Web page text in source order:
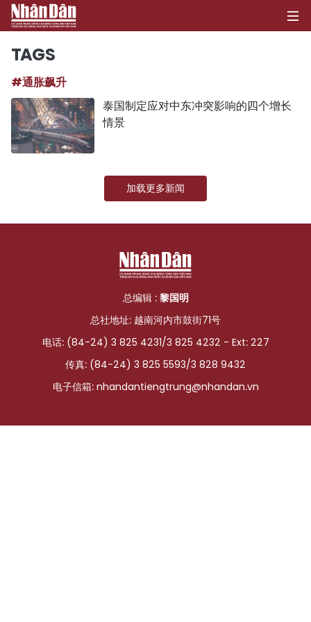
政治
社会
环保
文化
体育
国际
旅游
友谊桥梁
史海
TAGS
#通胀飙升
泰国制定应对中东冲突影响的四个增长
情景
加载更多新闻
总编辑 : 黎国明
总社地址: 越南河内市鼓街71号
电话: (84-24) 3 825 4231/3 825 4232 - Ext: 227
传真: (84-24) 3 825 5593/3 828 9432
电子信箱: nhandantiengtrung@nhandan.vn